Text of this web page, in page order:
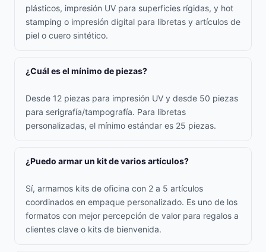
plásticos, impresión UV para superficies rígidas, y hot
stamping o impresión digital para libretas y artículos de
piel o cuero sintético.
¿Cuál es el mínimo de piezas?
Desde 12 piezas para impresión UV y desde 50 piezas
para serigrafía/tampografía. Para libretas
personalizadas, el mínimo estándar es 25 piezas.
¿Puedo armar un kit de varios artículos?
Sí, armamos kits de oficina con 2 a 5 artículos
coordinados en empaque personalizado. Es uno de los
formatos con mejor percepción de valor para regalos a
clientes clave o kits de bienvenida.